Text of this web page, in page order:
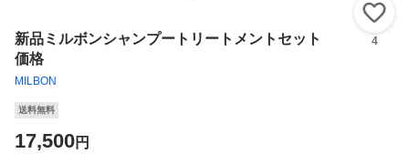
新品ミルボンシャンプートリートメントセット
価格
MILBON
4
送料無料
17,500円